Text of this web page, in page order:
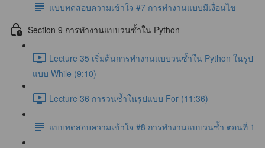
แบบทดสอบความเข้าใจ #7 การทำงานแบบมีเงื่อนไข
Section 9 การทำงานแบบวนซ้ำใน Python
Lecture 35 เริ่มต้นการทำงานแบบวนซ้ำใน Python ในรูป
แบบ While (9:10)
Lecture 36 การวนซ้ำในรูปแบบ For (11:36)
แบบทดสอบความเข้าใจ #8 การทำงานแบบวนซ้ำ ตอนที่ 1